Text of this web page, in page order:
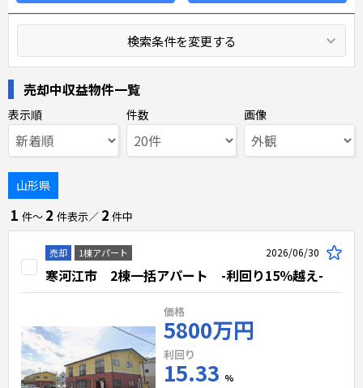
検索条件を変更する
売却中収益物件一覧
表示順 件数 画像
山形県
1 件〜 2 件表示／ 2 件中
売却 1棟アパート
寒河江市 2棟一括アパート -利回り15％越え-
2026/06/30
価格
5800万円
利回り
15.33 %